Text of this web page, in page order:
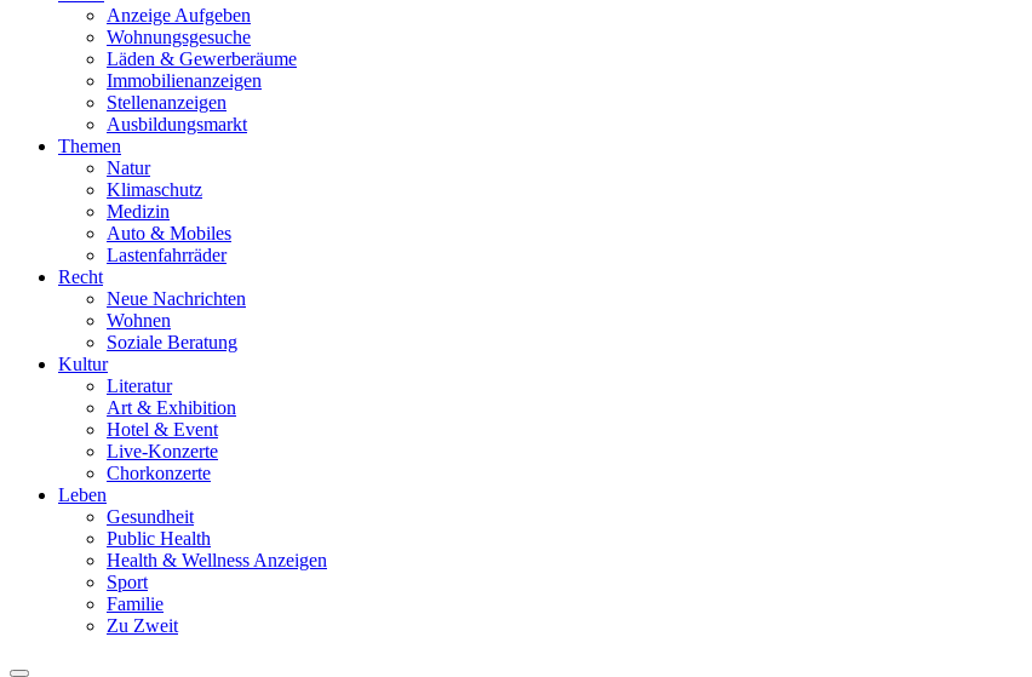
Anzeige Aufgeben
Wohnungsgesuche
Läden & Gewerberäume
Immobilienanzeigen
Stellenanzeigen
Ausbildungsmarkt
Themen
Natur
Klimaschutz
Medizin
Auto & Mobiles
Lastenfahrräder
Recht
Neue Nachrichten
Wohnen
Soziale Beratung
Kultur
Literatur
Art & Exhibition
Hotel & Event
Live-Konzerte
Chorkonzerte
Leben
Gesundheit
Public Health
Health & Wellness Anzeigen
Sport
Familie
Zu Zweit